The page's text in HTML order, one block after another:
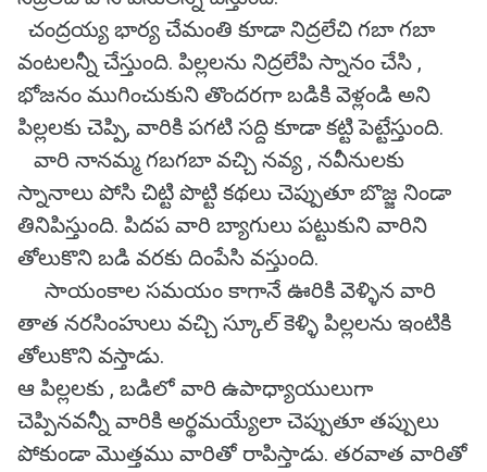
చంద్రయ్య భార్య చేమంతి కూడా నిద్రలేచి గబా గబా
వంటలన్నీ చేస్తుంది. పిల్లలను నిద్రలేపి స్నానం చేసి ,
భోజనం ముగించుకుని తొందరగా బడికి వెళ్లండి అని
పిల్లలకు చెప్పి, వారికి పగటి సద్ది కూడా కట్టి పెట్టేస్తుంది.
వారి నానమ్మ గబగబా వచ్చి నవ్య , నవీనులకు
స్నానాలు పోసి చిట్టి పొట్టి కథలు చెప్పుతూ బొజ్జ నిండా
తినిపిస్తుంది. పిదప వారి బ్యాగులు పట్టుకుని వారిని
తోలుకొని బడి వరకు దింపేసి వస్తుంది.
సాయంకాల సమయం కాగానే ఊరికి వెళ్ళిన వారి
తాత నరసింహులు వచ్చి స్కూల్ కెళ్ళి పిల్లలను ఇంటికి
తోలుకొని వస్తాడు.
ఆ పిల్లలకు , బడిలో వారి ఉపాధ్యాయులుగా
చెప్పినవన్నీ వారికి అర్థమయ్యేలా చెప్పుతూ తప్పులు
పోకుండా మొత్తము వారితో రాపిస్తాడు. తరవాత వారితో